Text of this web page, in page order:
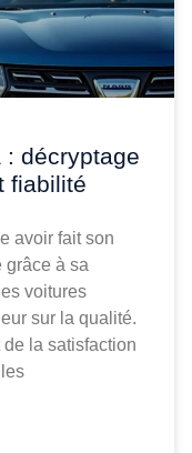
décryptage
fiabilité
avoir fait son
grâce à sa
voitures
sur la qualité.
de la satisfaction